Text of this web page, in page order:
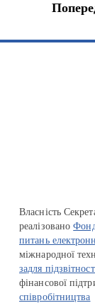
Власність
реалізовано
питань
міжнародної
задля
фінансової
співробітництва